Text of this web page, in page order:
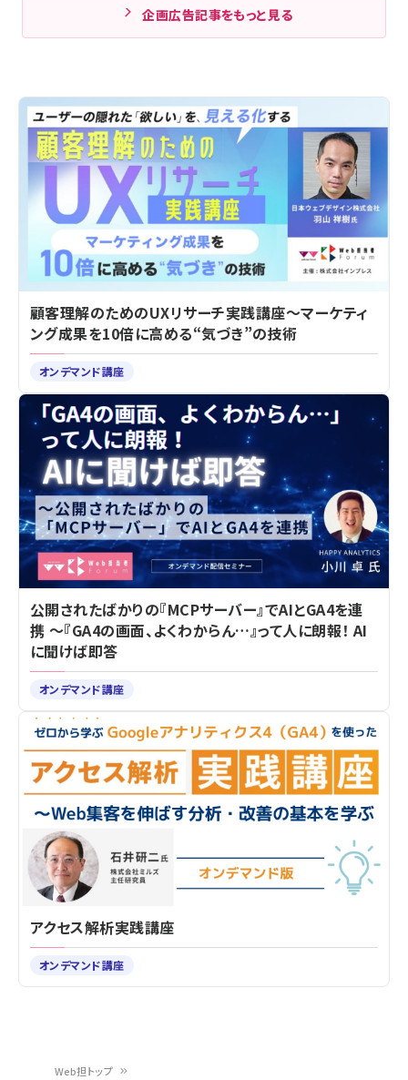
Web担トップ
企画広告記事をもっと見る
顧客理解のためのUXリサーチ実践講座～マーケティ
ング成果を10倍に高める“気づき”の技術
オンデマンド講座
公開されたばかりの『MCPサーバー』でAIとGA4を連
携 ～『GA4の画面、よくわからん…』って人に朗報！ AI
に聞けば即答
オンデマンド講座
アクセス解析実践講座
オンデマンド講座